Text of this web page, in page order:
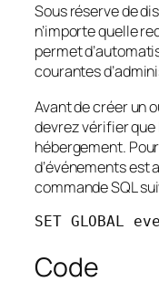
Sous réserve de
n’importe quelle
permet
courantes
Avant de créer un
devrez vérifier que
hébergement.
d’événements est
commande SQL
SET GLOBAL
Code